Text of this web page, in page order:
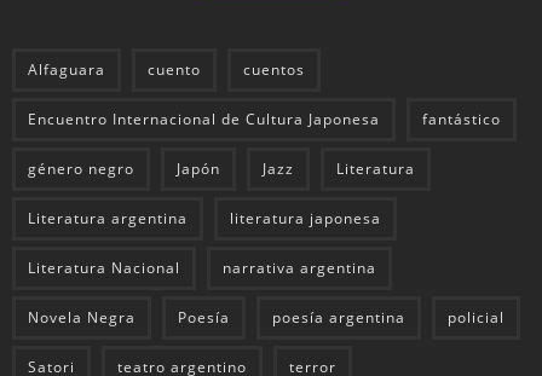
Alfaguara cuento cuentos
Encuentro Internacional de Cultura Japonesa fantástico
género negro Japón Jazz Literatura
Literatura argentina literatura japonesa
Literatura Nacional narrativa argentina
Novela Negra Poesía poesía argentina policial
Satori teatro argentino terror